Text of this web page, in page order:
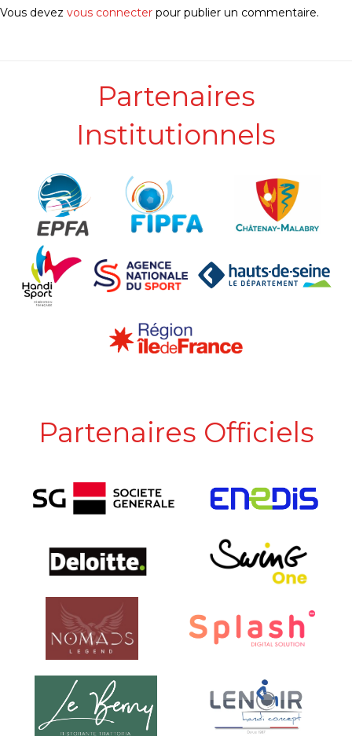
Vous devez vous connecter pour publier un commentaire.
Partenaires
Institutionnels
Partenaires Officiels